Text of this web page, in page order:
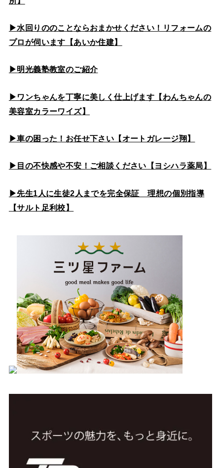
▶水回りののことならおまかせください！リフォームの
プロが伺います【あいか住建】
▶明光義塾教室のご紹介
▶ワンちゃんを丁寧に美しく仕上げます【わんちゃんの
美容室カラーワイズ】
▶車の困った！お任せ下さい【オートガレージ翔】
▶目の不快感や不安！ご相談ください【ヨシハラ薬局】
▶先生1人に生徒2人までを完全保証 理想の個別指導
【サルト足利校】